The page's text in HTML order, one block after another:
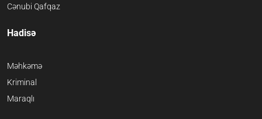
Cənubi Qafqaz
Hadisə
Məhkəmə
Kriminal
Maraqlı